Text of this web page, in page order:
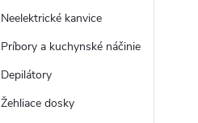
Neelektrické kanvice
Príbory a kuchynské náčinie
Depilátory
Žehliace dosky